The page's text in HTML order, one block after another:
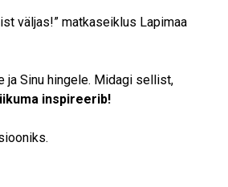
väljas!” matkaseiklus Lapimaa
ja Sinu hingele. Midagi sellist,
inspireerib!